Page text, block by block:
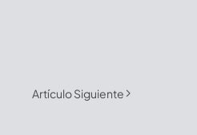
Artículo Siguiente